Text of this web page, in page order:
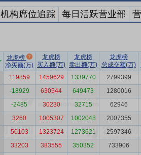
机构席位追踪 每日活跃营业部
龙虎榜
净买额(万)
龙虎榜
买入额(万)
龙虎榜
卖出额(万)
龙虎榜
总成交额(万)
119859 1459629 1339770 2799399
-18929 630544 649473 1280016
-2485 30230 32715 62946
3260 1005307 1002048 2007355
50103 1323724 1273621 2597346
33203 383555 350352 733906